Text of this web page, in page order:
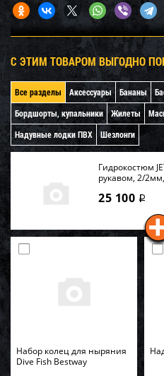
С ЭТИМ ТОВАРОМ ВЫГОДНО
Все разделы Аксессуары Бананы
Бордшорты, купальники
Жилеты
Надувные лодки ПВХ
Шезлонги
Гидрокостюм
рукавом, 2/
25 100 i
Набор колец для ныряния
Dive Fish Bestway